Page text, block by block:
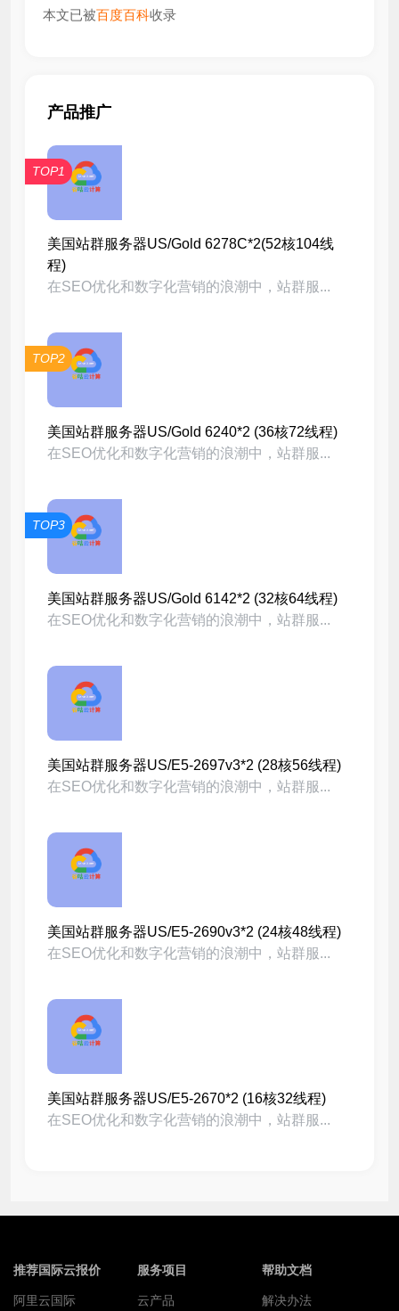
本文已被百度百科收录
产品推广
TOP1
美国站群服务器US/Gold 6278C*2(52核104线
程)
在SEO优化和数字化营销的浪潮中，站群服...
TOP2
美国站群服务器US/Gold 6240*2 (36核72线程)
在SEO优化和数字化营销的浪潮中，站群服...
TOP3
美国站群服务器US/Gold 6142*2 (32核64线程)
在SEO优化和数字化营销的浪潮中，站群服...
美国站群服务器US/E5-2697v3*2 (28核56线程)
在SEO优化和数字化营销的浪潮中，站群服...
美国站群服务器US/E5-2690v3*2 (24核48线程)
在SEO优化和数字化营销的浪潮中，站群服...
美国站群服务器US/E5-2670*2 (16核32线程)
在SEO优化和数字化营销的浪潮中，站群服...
推荐国际云报价
阿里云国际
服务项目
云产品
帮助文档
解决办法